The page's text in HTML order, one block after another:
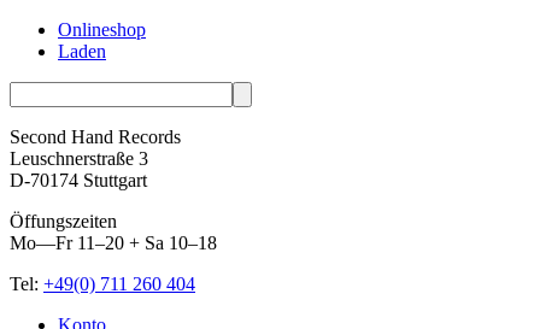
Onlineshop
Laden
Second Hand Records
Leuschnerstraße 3
D-70174 Stuttgart
Öffungszeiten
Mo—Fr 11–20 + Sa 10–18
Tel: +49(0) 711 260 404
Skip
Konto